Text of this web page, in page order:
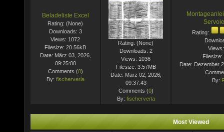
Beladeliste Excel
Rating: (None)
Downloads: 3
Views: 1072
Filesize: 20.56kB
Date: März 03, 2026,
09:25:00
Comments (0)
By: fischerverla
Rating: (None)
Downloads: 2
Views: 1036
Filesize: 3.57MB
Date: März 02, 2026,
09:37:43
Comments (0)
By: fischerverla
Rating:
Filesize:
Date: Dezember
By:
Most Viewed